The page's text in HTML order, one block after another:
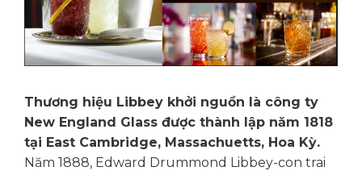
Thương hiệu Libbey khởi nguồn là công ty
New England Glass được thành lập năm 1818
tại East Cambridge, Massachuetts, Hoa Kỳ.
Năm 1888, Edward Drummond Libbey-con trai